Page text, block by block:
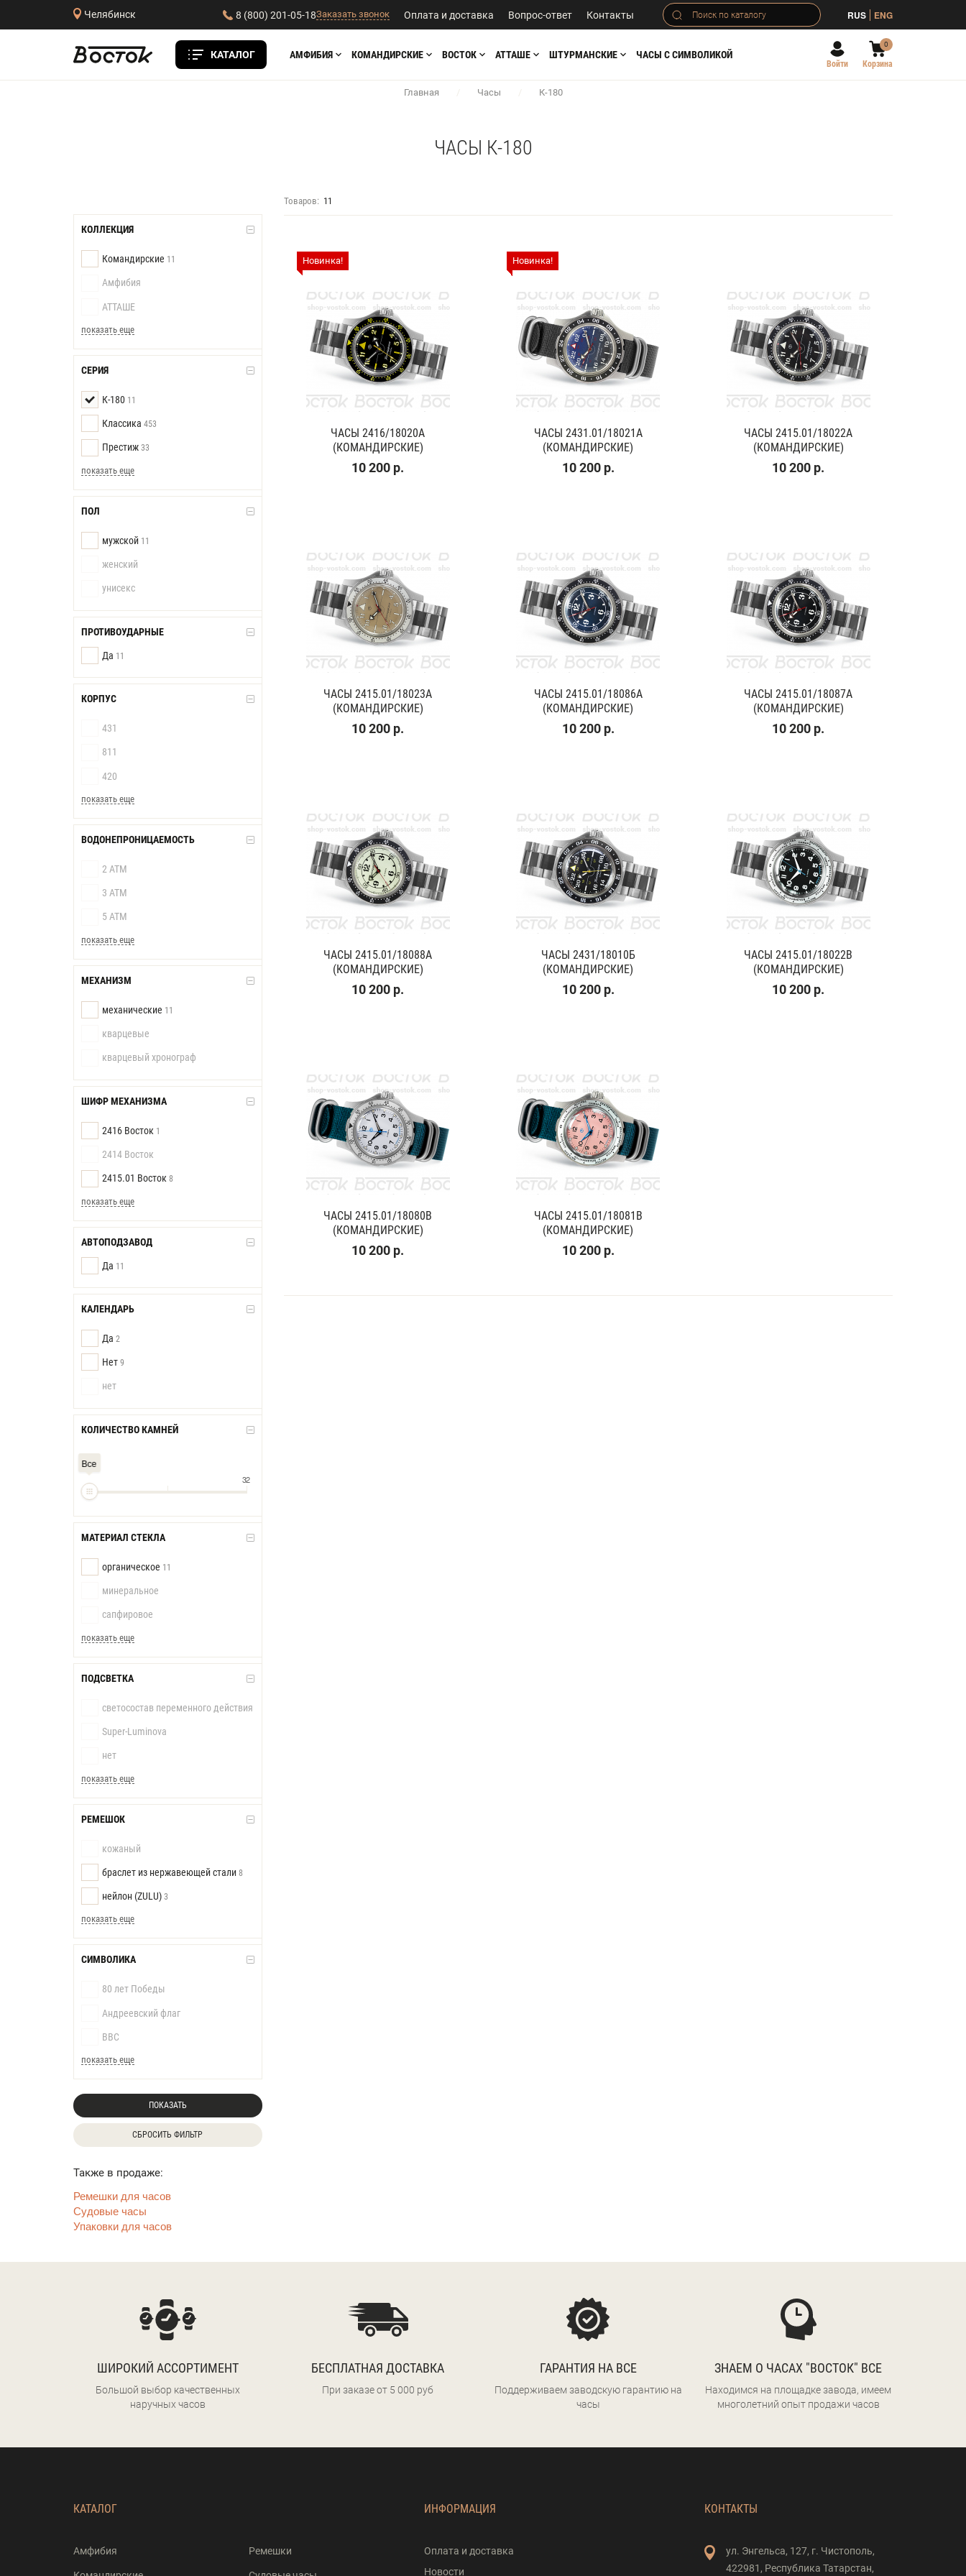
Челябинск 8 (800) 201-05-18Заказать звонок Оплата и доставка Вопрос-ответ Контакты RUS ENG
КАТАЛОГ АМФИБИЯ КОМАНДИРСКИЕ ВОСТОК АТТАШЕ ШТУРМАНСКИЕ ЧАСЫ С СИМВОЛИКОЙ
Войти
0
Корзина
Главная / Часы / К-180
ЧАСЫ К-180
КОЛЛЕКЦИЯ
Командирские 11
Амфибия
АТТАШЕ
показать еще
СЕРИЯ
К-180 11
Классика 453
Престиж 33
показать еще
ПОЛ
мужской 11
женский
унисекс
ПРОТИВОУДАРНЫЕ
Да 11
КОРПУС
431
811
420
показать еще
ВОДОНЕПРОНИЦАЕМОСТЬ
2 АТМ
3 АТМ
5 АТМ
показать еще
МЕХАНИЗМ
механические 11
кварцевые
кварцевый хронограф
ШИФР МЕХАНИЗМА
2416 Восток 1
2414 Восток
2415.01 Восток 8
показать еще
АВТОПОДЗАВОД
Да 11
КАЛЕНДАРЬ
Да 2
Нет 9
нет
КОЛИЧЕСТВО КАМНЕЙ
Все
32
МАТЕРИАЛ СТЕКЛА
органическое 11
минеральное
сапфировое
показать еще
ПОДСВЕТКА
светосостав переменного действия
Super-Luminova
нет
показать еще
РЕМЕШОК
кожаный
браслет из нержавеющей стали 8
нейлон (ZULU) 3
показать еще
СИМВОЛИКА
80 лет Победы
Андреевский флаг
ВВС
показать еще
ПОКАЗАТЬ
СБРОСИТЬ ФИЛЬТР
Также в продаже:
Ремешки для часов
Судовые часы
Упаковки для часов
Товаров: 11
Новинка!
ЧАСЫ 2416/18020A
(КОМАНДИРСКИЕ)
10 200 р.
Новинка!
ЧАСЫ 2431.01/18021A
(КОМАНДИРСКИЕ)
10 200 р.
ЧАСЫ 2415.01/18022A
(КОМАНДИРСКИЕ)
10 200 р.
ЧАСЫ 2415.01/18023A
(КОМАНДИРСКИЕ)
10 200 р.
ЧАСЫ 2415.01/18086A
(КОМАНДИРСКИЕ)
10 200 р.
ЧАСЫ 2415.01/18087A
(КОМАНДИРСКИЕ)
10 200 р.
ЧАСЫ 2415.01/18088A
(КОМАНДИРСКИЕ)
10 200 р.
ЧАСЫ 2431/18010Б
(КОМАНДИРСКИЕ)
10 200 р.
ЧАСЫ 2415.01/18022В
(КОМАНДИРСКИЕ)
10 200 р.
ЧАСЫ 2415.01/18080В
(КОМАНДИРСКИЕ)
10 200 р.
ЧАСЫ 2415.01/18081В
(КОМАНДИРСКИЕ)
10 200 р.
ШИРОКИЙ АССОРТИМЕНТ
Большой выбор качественных
наручных часов
БЕСПЛАТНАЯ ДОСТАВКА
При заказе от 5 000 руб
ГАРАНТИЯ НА ВСЕ
Поддерживаем заводскую гарантию на
часы
ЗНАЕМ О ЧАСАХ "ВОСТОК" ВСЕ
Находимся на площадке завода, имеем
многолетний опыт продажи часов
КАТАЛОГ
Амфибия Ремешки
ИНФОРМАЦИЯ
Оплата и доставка
Новости
КОНТАКТЫ
ул. Энгельса, 127, г. Чистополь,
422981, Республика Татарстан,